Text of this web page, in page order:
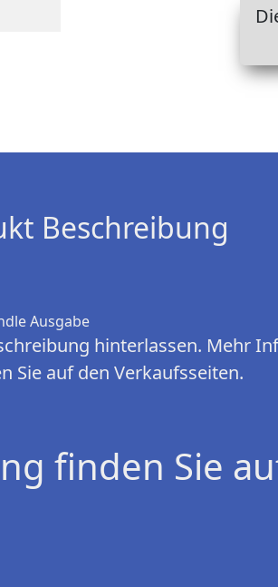
Beschreibung
Ausgabe
hinterlassen. Mehr
Sie auf den Verkaufsseiten.
finden Sie